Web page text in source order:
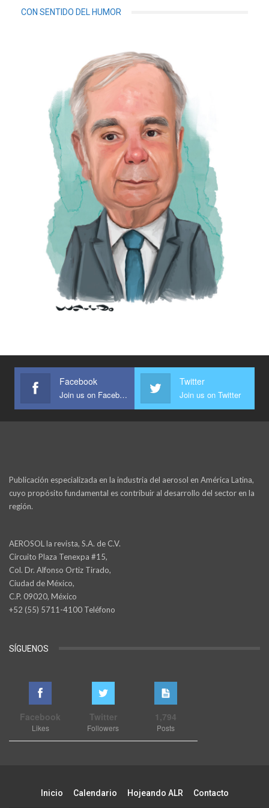
CON SENTIDO DEL HUMOR
Facebook
Join us on Facebook
Twitter
Join us on Twitter
Publicación especializada en la industria del aerosol en América Latina,
cuyo propósito fundamental es contribuir al desarrollo del sector en la
región.
AEROSOL la revista, S.A. de C.V.
Circuito Plaza Tenexpa #15,
Col. Dr. Alfonso Ortiz Tirado,
Ciudad de México,
C.P. 09020, México
+52 (55) 5711-4100 Teléfono
SÍGUENOS
Facebook
Likes
Twitter
Followers
1,794
Posts
Inicio Calendario Hojeando ALR Contacto